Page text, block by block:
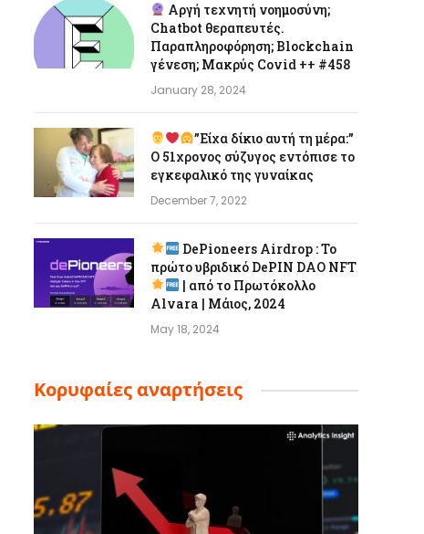
Αργή τεχνητή νοημοσύνη;
Chatbot θεραπευτές.
Παραπληροφόρηση; Blockchain
γένεση; Μακρύς Covid ++ #458
January 28, 2024
”Είχα δίκιο αυτή τη μέρα:”
Ο 51χρονος σύζυγος εντόπισε το
εγκεφαλικό της γυναίκας
December 7, 2022
DePioneers Airdrop : Το
πρώτο υβριδικό DePIN DAO NFT
| από το Πρωτόκολλο
Alvara | Μάιος, 2024
May 18, 2024
Κορυφαίες αναρτήσεις